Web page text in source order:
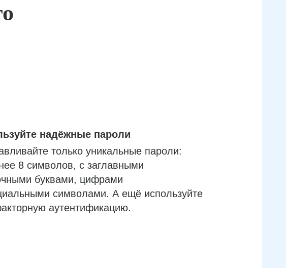
надёжные пароли
только уникальные пароли:
8 символов, с заглавными
буквами, цифрами
символами. А ещё используйте
аутентификацию.